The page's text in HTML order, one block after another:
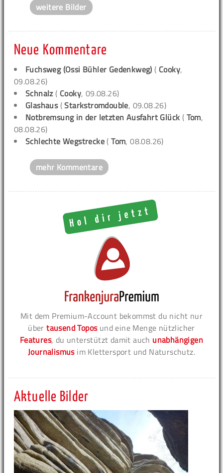
weitere Bilder
Neue Kommentare
Fuchsweg (Ossi Bühler Gedenkweg) ( Cooky,
09.08.26)
Schnalz( Cooky, 09.08.26)
Glashaus(Starkstromdouble, 09.08.26)
Notbremsung in der letzten Ausfahrt Glück ( Tom,
08.08.26)
Schlechte Wegstrecke (Tom, 08.08.26)
mehr Kommentare
Mit dem Premium-Account bekommst du nicht nur
übertausend Toposund eine Menge nützlicher
Features, du unterstützt damit auch unabhängigen
Journalismusim Klettersport und Naturschutz.
Aktuelle Bilder